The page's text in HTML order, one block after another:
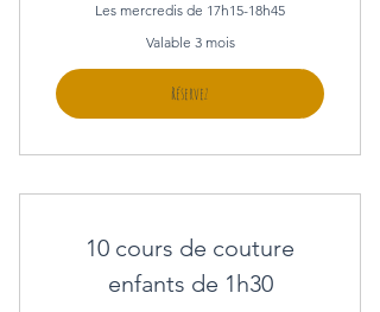
Les mercredis de 17h15-18h45
Valable 3 mois
Réservez
10 cours de couture
enfants de 1h30